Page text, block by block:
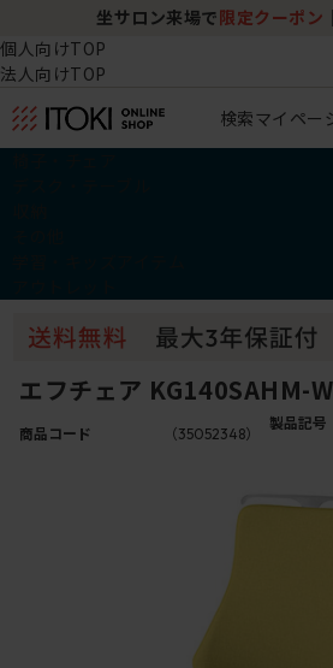
坐サロン来場で 限定クーポン
個人向けTOP
法人向けTOP
検索マイペー
エフチェア KG140SAHM-
商品コード （35052348）
製品記号